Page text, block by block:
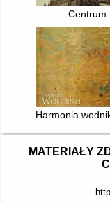
Centrum
Harmonia
MATERIAŁY